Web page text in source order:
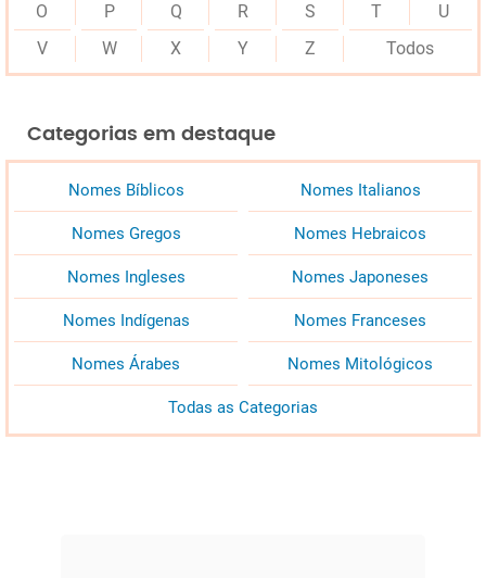
O
P Q R S T
U
V
W X Y Z Todos
Categorias em destaque
Nomes Bíblicos Nomes Italianos
Nomes Gregos Nomes Hebraicos
Nomes Ingleses Nomes Japoneses
Nomes Indígenas Nomes Franceses
Nomes Árabes Nomes Mitológicos
Todas as Categorias